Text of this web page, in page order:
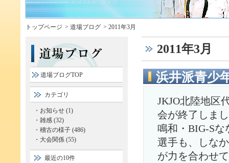
トップページ > 道場ブログ > 2011年3月
2011年3月
浜井派青少
JKJO北陸地区
会が終了しま
鳴和・BIG-S
選手も、しな
が力を合わせ
道場ブログTOP
カテゴリ
・ お知らせ (1)
・ 雑感 (32)
・ 稽古の様子 (486)
・ 大会関係 (55)
最近の10件